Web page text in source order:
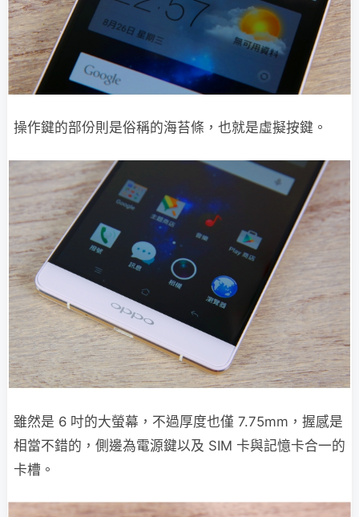
操作鍵的部份則是俗稱的海苔條，也就是虛擬按鍵。
雖然是 6 吋的大螢幕，不過厚度也僅 7.75mm，握感是
相當不錯的，側邊為電源鍵以及 SIM 卡與記憶卡合一的
卡槽。